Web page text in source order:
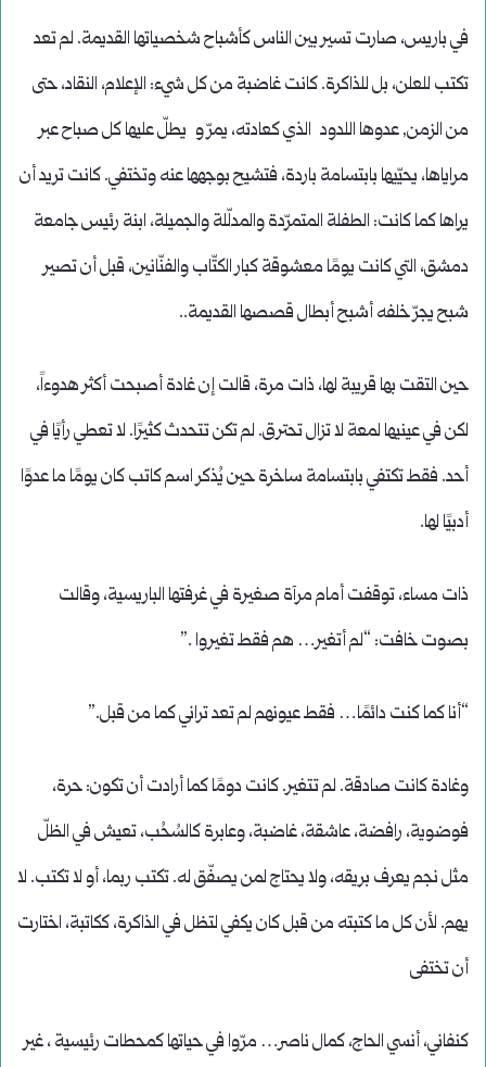
في باريس، صارت تسير بين الناس كأشباح شخصياتها القديمة. لم تعد
تكتب للعلن، بل للذاكرة. كانت غاضبة من كل شيء: الإعلام، النقاد، حتى
من الزمن, عدوها اللدود الذي كعادته، يمرّ و يطلّ عليها كل صباح عبر
مراياها، يحيّيها بابتسامة باردة، فتشيح بوجهها عنه وتختفي. كانت تريد أن
يراها كما كانت: الطفلة المتمرّدة والمدلّلة والجميلة، ابنة رئيس جامعة
دمشق، التي كانت يومًا معشوقة كبار الكتّاب والفنّانين، قبل أن تصير
شبح يجرّ خلفه أشبح أبطال قصصها القديمة..
حين التقت بها قريبة لها، ذات مرة، قالت إن غادة أصبحت أكثر هدوءاً،
لكن في عينيها لمعة لا تزال تحترق. لم تكن تتحدث كثيرًا. لا تعطي رأيًا في
أحد. فقط تكتفي بابتسامة ساخرة حين يُذكر اسم كاتب كان يومًا ما عدوًا
أدبيًا لها.
ذات مساء، توقفت أمام مرآة صغيرة في غرفتها الباريسية، وقالت
بصوت خافت: “لم أتغير… هم فقط تغيروا .”
“أنا كما كنت دائمًا… فقط عيونهم لم تعد تراني كما من قبل.”
وغادة كانت صادقة. لم تتغير. كانت دومًا كما أرادت أن تكون: حرة،
فوضوية، رافضة، عاشقة، غاضبة، وعابرة كالسُحُب، تعيش في الظلّ
مثل نجم يعرف بريقه، ولا يحتاج لمن يصفّق له. تكتب ربما، أو لا تكتب. لا
يهم. لأن كل ما كتبته من قبل كان يكفي لتظل في الذاكرة، ككاتبة، اختارت
أن تختفى
كنفاني، أنسي الحاج، كمال ناصر… مرّوا في حياتها كمحطات رئيسية ، غير